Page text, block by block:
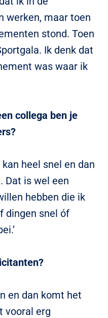
werken, maar toen
stond. Toen
Ik denk dat
was waar ik
collega ben je
kan heel snel en dan
Dat is wel een
hebben die ik
dingen snel óf
en dan komt het
vooral erg